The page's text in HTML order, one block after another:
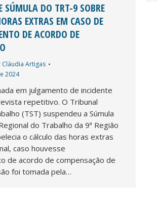
SÚMULA DO TRT-9 SOBRE
EXTRAS EM CASO DE
DE ACORDO DE
Cláudia Artigas
2024
em julgamento de incidente
repetitivo. O Tribunal
(TST) suspendeu a Súmula
do Trabalho da 9ª Região
o cálculo das horas extras
caso houvesse
de acordo de compensação de
foi tomada pela…